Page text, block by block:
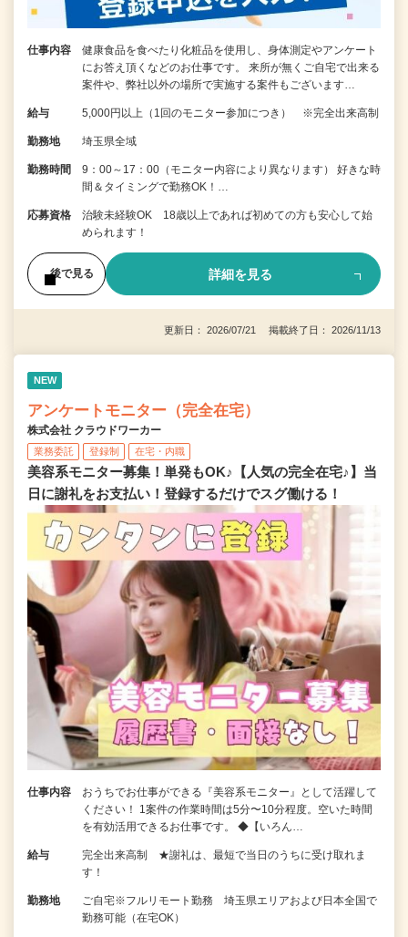
仕事内容
健康食品を食べたり化粧品を使用し、身体測定やアンケート
にお答え頂くなどのお仕事です。 来所が無くご自宅で出来る
案件や、弊社以外の場所で実施する案件もございます…
給与 5,000円以上（1回のモニター参加につき） ※完全出来高制
勤務地 埼玉県全域
勤務時間
9：00～17：00（モニター内容により異なります） 好きな時
間＆タイミングで勤務OK！…
応募資格
治験未経験OK 18歳以上であれば初めての方も安心して始
められます！
後で見る 詳細を見る
更新日： 2026/07/21 掲載終了日： 2026/11/13
NEW
アンケートモニター（完全在宅）
株式会社 クラウドワーカー
業務委託 登録制 在宅・内職
美容系モニター募集！単発もOK♪【人気の完全在宅♪】当
日に謝礼をお支払い！登録するだけでスグ働ける！
仕事内容
おうちでお仕事ができる『美容系モニター』として活躍して
ください！ 1案件の作業時間は5分〜10分程度。空いた時間
を有効活用できるお仕事です。 ◆【いろん…
給与
完全出来高制 ★謝礼は、最短で当日のうちに受け取れま
す！
勤務地
ご自宅※フルリモート勤務 埼玉県エリアおよび日本全国で
勤務可能（在宅OK）